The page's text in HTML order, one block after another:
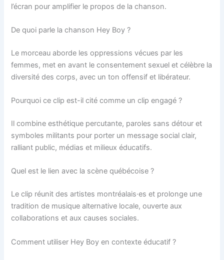
l’écran pour amplifier le propos de la chanson.
De quoi parle la chanson Hey Boy ?
Le morceau aborde les oppressions vécues par les
femmes, met en avant le consentement sexuel et célèbre la
diversité des corps, avec un ton offensif et libérateur.
Pourquoi ce clip est-il cité comme un clip engagé ?
Il combine esthétique percutante, paroles sans détour et
symboles militants pour porter un message social clair,
ralliant public, médias et milieux éducatifs.
Quel est le lien avec la scène québécoise ?
Le clip réunit des artistes montréalais·es et prolonge une
tradition de musique alternative locale, ouverte aux
collaborations et aux causes sociales.
Comment utiliser Hey Boy en contexte éducatif ?